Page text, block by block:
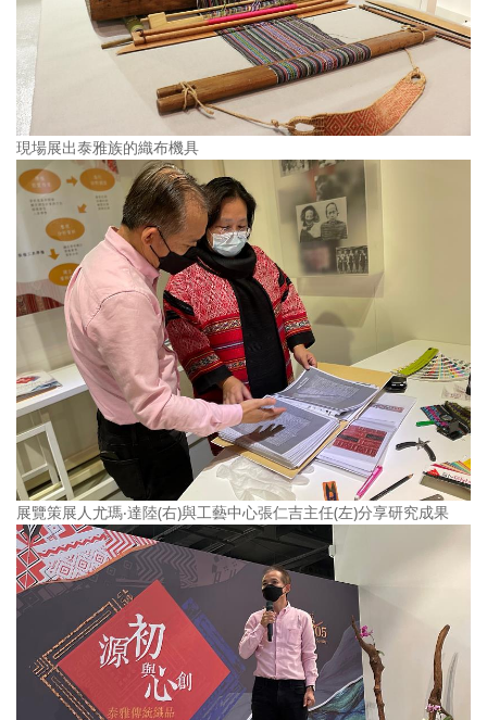
現場展出泰雅族的織布機具
展覽策展人尤瑪‧達陸(右)與工藝中心張仁吉主任(左)分享研究成果